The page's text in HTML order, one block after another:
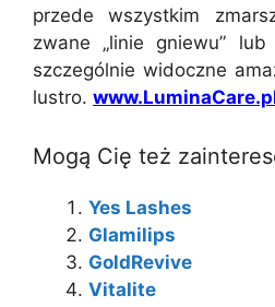
przede wszystkim
zwane „linie gniewu” lub
szczególnie widoczne
lustro.
Mogą Cię też
Yes Lashes
Glamilips
GoldRevive
Vitalite